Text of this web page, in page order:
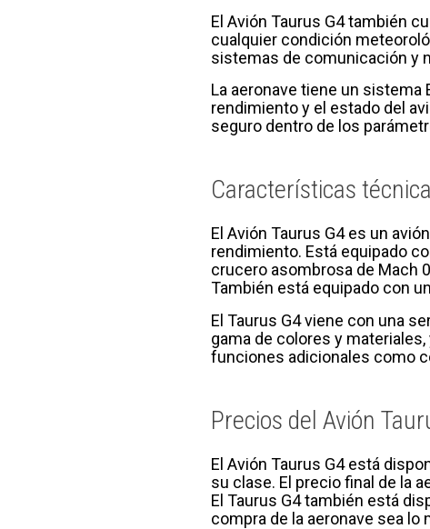
El Avión Taurus G4 también
cualquier condición
sistemas de comunicación y
La aeronave tiene un sistema
rendimiento y el estado del
seguro dentro de los
Características
El Avión Taurus G4 es un
rendimiento. Está equipado
crucero asombrosa de Mach
También está equipado con
El Taurus G4 viene con una
gama de colores y
funciones adicionales como
Precios del Avión
El Avión Taurus G4 está
su clase. El precio final de la
El Taurus G4 también está
compra de la aeronave sea